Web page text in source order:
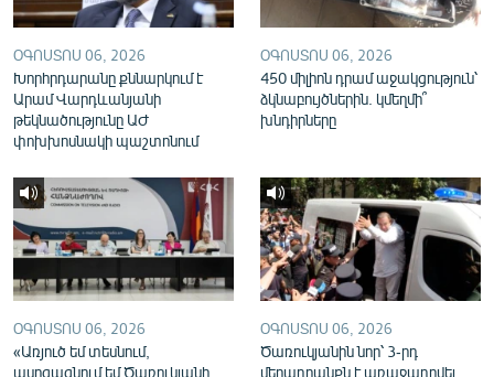
ՀԵՏԵՎԵՔ ՄԵԶ
«Ազատության» բոլոր կայքերը
ՕԳՈՍՏՈՍ 06, 2026
Խորհրդարանը քննարկում է
Արամ Վարդևանյանի
թեկնածությունը ԱԺ
փոխխոսնակի պաշտոնում
ՕԳՈՍՏՈՍ 06, 2026
450 միլիոն դրամ աջակցություն՝
ձկնաբույծներին. կմեղմի՞
խնդիրները
ՕԳՈՍՏՈՍ 06, 2026
«Առյուծ եմ տեսնում,
ասոցացնում եմ Ծառուկյանի
ՕԳՈՍՏՈՍ 06, 2026
Ծառուկյանին նոր՝ 3-րդ
մեղադրանքն է առաջադրվել